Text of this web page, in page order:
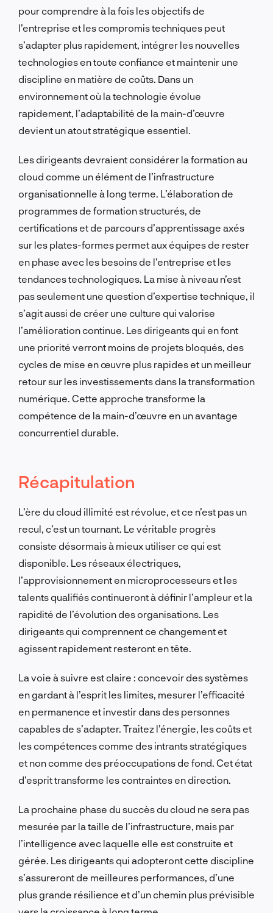
pour comprendre à la fois les objectifs de
l’entreprise et les compromis techniques peut
s’adapter plus rapidement, intégrer les nouvelles
technologies en toute confiance et maintenir une
discipline en matière de coûts. Dans un
environnement où la technologie évolue
rapidement, l’adaptabilité de la main-d’œuvre
devient un atout stratégique essentiel.
Les dirigeants devraient considérer la formation au
cloud comme un élément de l’infrastructure
organisationnelle à long terme. L’élaboration de
programmes de formation structurés, de
certifications et de parcours d’apprentissage axés
sur les plates-formes permet aux équipes de rester
en phase avec les besoins de l’entreprise et les
tendances technologiques. La mise à niveau n’est
pas seulement une question d’expertise technique, il
s’agit aussi de créer une culture qui valorise
l’amélioration continue. Les dirigeants qui en font
une priorité verront moins de projets bloqués, des
cycles de mise en œuvre plus rapides et un meilleur
retour sur les investissements dans la transformation
numérique. Cette approche transforme la
compétence de la main-d’œuvre en un avantage
concurrentiel durable.
Récapitulation
L’ère du cloud illimité est révolue, et ce n’est pas un
recul, c’est un tournant. Le véritable progrès
consiste désormais à mieux utiliser ce qui est
disponible. Les réseaux électriques,
l’approvisionnement en microprocesseurs et les
talents qualifiés continueront à définir l’ampleur et la
rapidité de l’évolution des organisations. Les
dirigeants qui comprennent ce changement et
agissent rapidement resteront en tête.
La voie à suivre est claire : concevoir des systèmes
en gardant à l’esprit les limites, mesurer l’efficacité
en permanence et investir dans des personnes
capables de s’adapter. Traitez l’énergie, les coûts et
les compétences comme des intrants stratégiques
et non comme des préoccupations de fond. Cet état
d’esprit transforme les contraintes en direction.
La prochaine phase du succès du cloud ne sera pas
mesurée par la taille de l’infrastructure, mais par
l’intelligence avec laquelle elle est construite et
gérée. Les dirigeants qui adopteront cette discipline
s’assureront de meilleures performances, d’une
plus grande résilience et d’un chemin plus prévisible